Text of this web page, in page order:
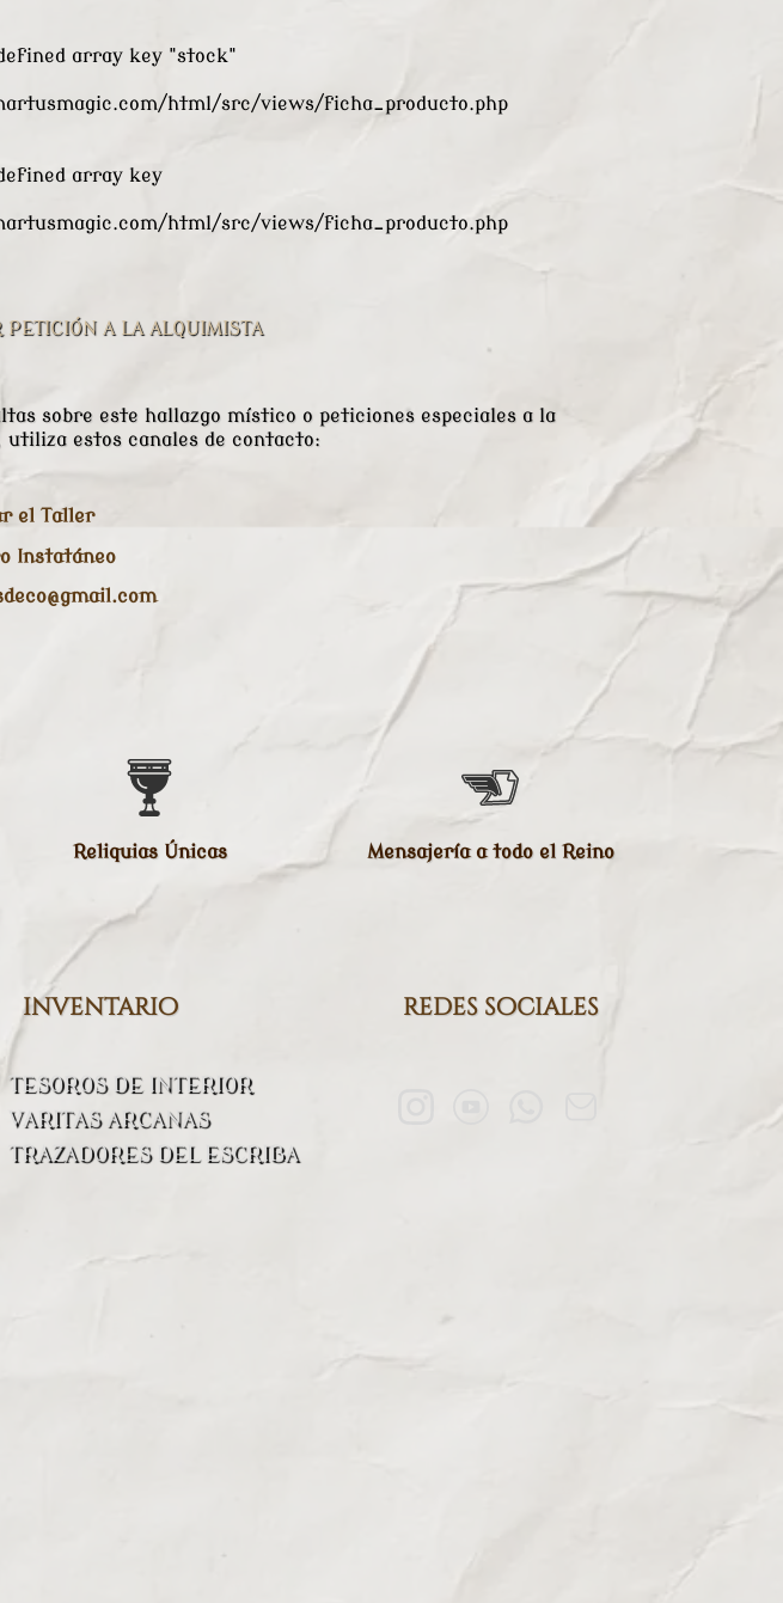
array key "stock"
html/src/views/ficha_producto.php
array key
html/src/views/ficha_producto.php
PETICIÓN A LA ALQUIMISTA
sobre este hallazgo místico o peticiones especiales a la
utiliza estos canales de contacto:
el Taller
Instatáneo
Reliquias Únicas Mensajería a todo el Reino
inventario
TESOROS DE INTERIOR
VARITAS ARCANAS
TRAZADORES DEL ESCRIBA
redes sociales